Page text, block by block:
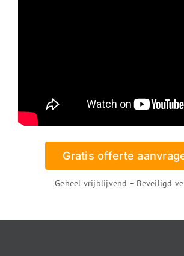
Gratis offerte
Geheel vrijblijvend – Beveiligd